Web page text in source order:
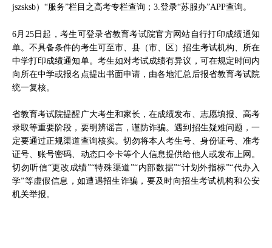
jszsksb）“服务”栏目之高考专栏查询；3.登录“苏服办”APP查询。
6月25日起，考生可登录省教育考试院官方网站自行打印成绩通知
单。不具备条件的考生可至市、县（市、区）招生考试机构、所在
中学打印成绩通知单。考生如对考试成绩有异议，可在规定时间内
向所在中学或报名点提出书面申请，由各地汇总后报省教育考试院
统一复核。
省教育考试院提醒广大考生和家长，在成绩发布、志愿填报、高考
录取等重要阶段，要明辨谣言，谨防诈骗。遇到招生疑难问题，一
定要通过正规渠道查询核实。切勿将本人考生号、身份证号、准考
证号、账号密码、动态口令卡等个人信息提供给他人或发布上网。
切勿听信“更改成绩”“特殊渠道”“内部数据”“计划外指标”“代办入
学”等虚假信息，如遭遇招生诈骗，要及时向招生考试机构和公安
机关举报。